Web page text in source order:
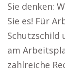
Sie denken:
Sie es! Für
Schutzschild
am
zahlreiche